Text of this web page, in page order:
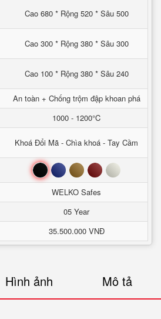
Cao 680 * Rộng 520 * Sâu 500
Cao 300 * Rộng 380 * Sâu 300
Cao 100 * Rộng 380 * Sâu 240
An toàn + Chống trộm đập khoan phá
1000 - 1200°C
Khoá Đổi Mã - Chìa khoá - Tay Cầm
Đen Xanh Nâu Đỏ Trắng
WELKO Safes
05 Year
35.500.000 VNĐ
Hình ảnh Mô tả